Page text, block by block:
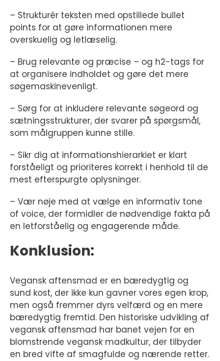
– Strukturér teksten med opstillede bullet
points for at gøre informationen mere
overskuelig og letlæselig.
– Brug relevante og præcise – og h2-tags for
at organisere indholdet og gøre det mere
søgemaskinevenligt.
– Sørg for at inkludere relevante søgeord og
sætningsstrukturer, der svarer på spørgsmål,
som målgruppen kunne stille.
– Sikr dig at informationshierarkiet er klart
forståeligt og prioriteres korrekt i henhold til de
mest efterspurgte oplysninger.
– Vær nøje med at vælge en informativ tone
of voice, der formidler de nødvendige fakta på
en letforståelig og engagerende måde.
Konklusion:
Vegansk aftensmad er en bæredygtig og
sund kost, der ikke kun gavner vores egen krop,
men også fremmer dyrs velfærd og en mere
bæredygtig fremtid. Den historiske udvikling af
vegansk aftensmad har banet vejen for en
blomstrende vegansk madkultur, der tilbyder
en bred vifte af smagfulde og nærende retter.